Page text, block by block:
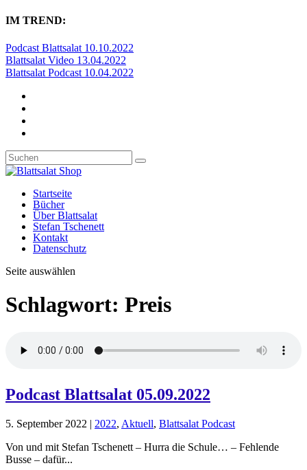
IM TREND:
Podcast Blattsalat 10.10.2022
Blattsalat Video 13.04.2022
Blattsalat Podcast 10.04.2022
Startseite
Bücher
Über Blattsalat
Stefan Tschenett
Kontakt
Datenschutz
Seite auswählen
Schlagwort: Preis
Podcast Blattsalat 05.09.2022
5. September 2022 | 2022, Aktuell, Blattsalat Podcast
Von und mit Stefan Tschenett – Hurra die Schule… – Fehlende
Busse – dafür...